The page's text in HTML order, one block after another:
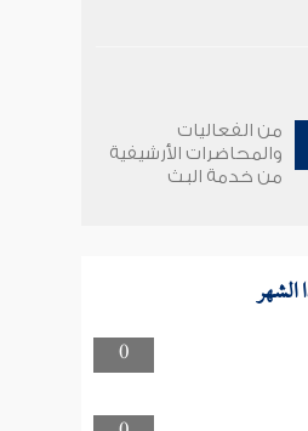
من الفعاليات
والمحاضرات الأرشيفية
من خدمة البث
الشهر
0